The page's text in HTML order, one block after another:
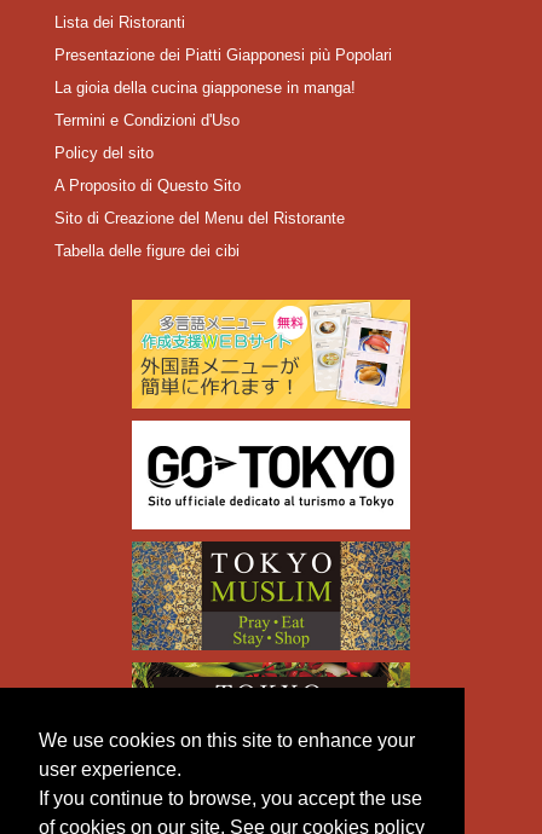
We use cookies on this site to enhance your
user experience.
If you continue to browse, you accept the use
of cookies on our site. See our cookies policy
Lista dei Ristoranti
Presentazione dei Piatti Giapponesi più Popolari
La gioia della cucina giapponese in manga!
Termini e Condizioni d'Uso
Policy del sito
A Proposito di Questo Sito
Sito di Creazione del Menu del Ristorante
Tabella delle figure dei cibi